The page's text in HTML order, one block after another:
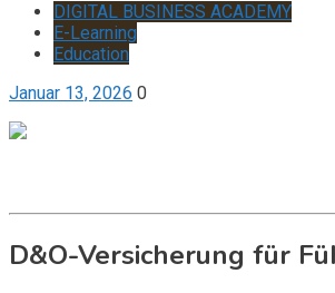
DIGITAL BUSINESS ACADEMY
E-Learning
Education
Januar 13, 2026 0
D&O-Versicherung für